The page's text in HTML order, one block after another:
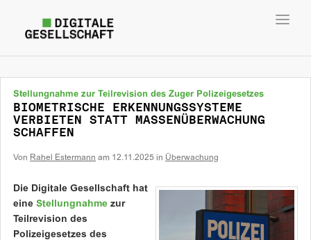
Stellungnahme zur Teilrevision des Zuger Polizeigesetzes
BIOMETRISCHE ERKENNUNGSSYSTEME
VERBIETEN STATT MASSENÜBERWACHUNG
SCHAFFEN
Von Rahel Estermann am 12.11.2025 in Überwachung
Die Digitale Gesellschaft hat
eine Stellungnahme zur
Teilrevision des
Polizeigesetzes des